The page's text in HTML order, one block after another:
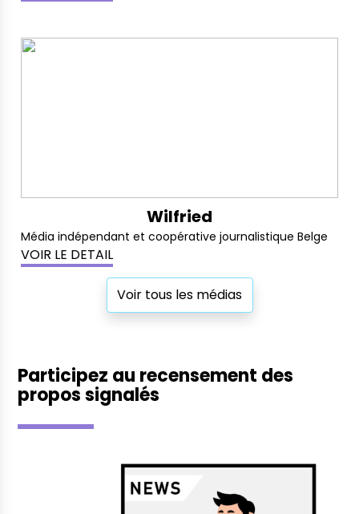
des savoirs et des connaissances. Sa couleur
Wilfried
Média indépendant et coopérative journalistique Belge
VOIR LE DETAIL
Voir tous les médias
Participez au recensement des
propos signalés